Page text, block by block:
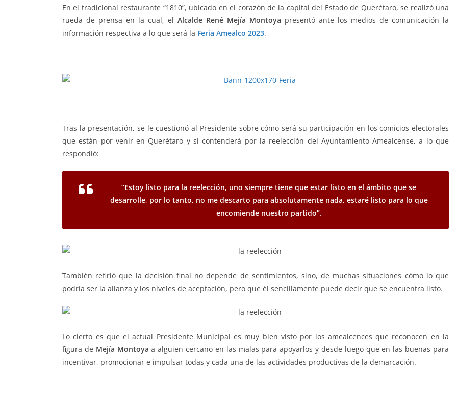
o
o
k
p
p
g
er
m tir
En el tradicional restaurante “1810”, ubicado en el corazón de la capital del Estado de Querétaro, se realizó una
rueda de prensa en la cual, el Alcalde René Mejía Montoya presentó ante los medios de comunicación la
información respectiva a lo que será la Feria Amealco 2023.
Tras la presentación, se le cuestionó al Presidente sobre cómo será su participación en los comicios electorales
que están por venir en Querétaro y si contenderá por la reelección del Ayuntamiento Amealcense, a lo que
respondió:
“Estoy listo para la reelección, uno siempre tiene que estar listo en el ámbito que se
desarrolle, por lo tanto, no me descarto para absolutamente nada, estaré listo para lo que
encomiende nuestro partido”.
También refirió que la decisión final no depende de sentimientos, sino, de muchas situaciones cómo lo que
podría ser la alianza y los niveles de aceptación, pero que él sencillamente puede decir que se encuentra listo.
Lo cierto es que el actual Presidente Municipal es muy bien visto por los amealcences que reconocen en la
figura de Mejía Montoyaa alguien cercano en las malas para apoyarlos y desde luego que en las buenas para
incentivar, promocionar e impulsar todas y cada una de las actividades productivas de la demarcación.